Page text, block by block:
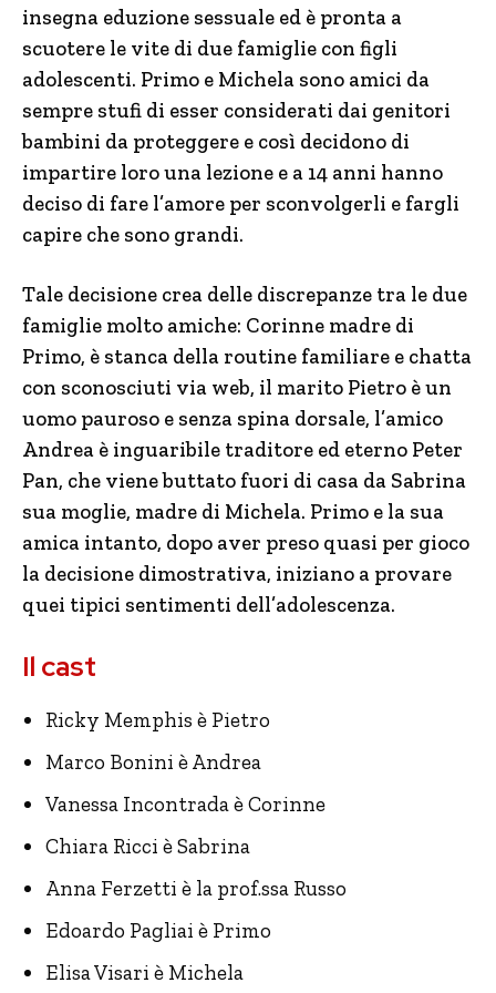
insegna eduzione sessuale ed è pronta a
scuotere le vite di due famiglie con figli
adolescenti. Primo e Michela sono amici da
sempre stufi di esser considerati dai genitori
bambini da proteggere e così decidono di
impartire loro una lezione e a 14 anni hanno
deciso di fare l’amore per sconvolgerli e fargli
capire che sono grandi.
Tale decisione crea delle discrepanze tra le due
famiglie molto amiche: Corinne madre di
Primo, è stanca della routine familiare e chatta
con sconosciuti via web, il marito Pietro è un
uomo pauroso e senza spina dorsale, l’amico
Andrea è inguaribile traditore ed eterno Peter
Pan, che viene buttato fuori di casa da Sabrina
sua moglie, madre di Michela. Primo e la sua
amica intanto, dopo aver preso quasi per gioco
la decisione dimostrativa, iniziano a provare
quei tipici sentimenti dell’adolescenza.
Il cast
Ricky Memphis è Pietro
Marco Bonini è Andrea
Vanessa Incontrada è Corinne
Chiara Ricci è Sabrina
Anna Ferzetti è la prof.ssa Russo
Edoardo Pagliai è Primo
Elisa Visari è Michela